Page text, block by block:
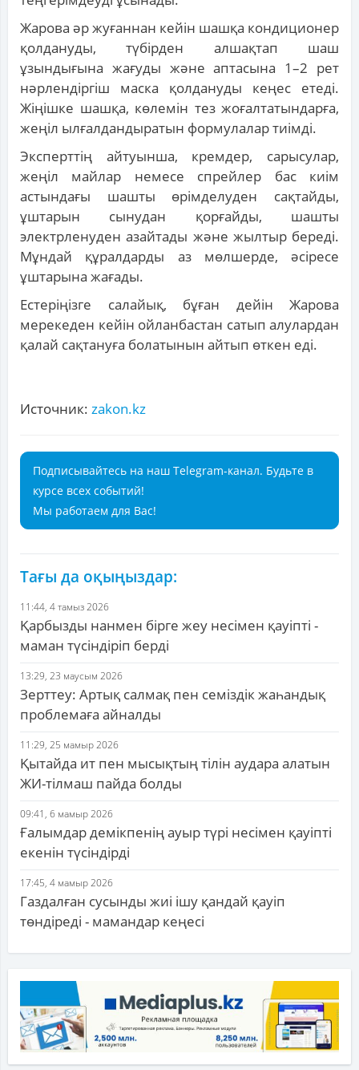
Жарова әр жуғаннан кейін шашқа кондиционер
қолдануды, түбірден алшақтап шаш
ұзындығына жағуды және аптасына 1–2 рет
нәрлендіргіш маска қолдануды кеңес етеді.
Жіңішке шашқа, көлемін тез жоғалтатындарға,
жеңіл ылғалдандыратын формулалар тиімді.
Эксперттің айтуынша, кремдер, сарысулар,
жеңіл майлар немесе спрейлер бас киім
астындағы шашты өрімделуден сақтайды,
ұштарын сынудан қорғайды, шашты
электрленуден азайтады және жылтыр береді.
Мұндай құралдарды аз мөлшерде, әсіресе
ұштарына жағады.
Естеріңізге салайық, бұған дейін Жарова
мерекеден кейін ойланбастан сатып алулардан
қалай сақтануға болатынын айтып өткен еді.
Источник: zakon.kz
Подписывайтесь на наш Telegram-канал. Будьте в
курсе всех событий!
Мы работаем для Вас!
Тағы да оқыңыздар:
11:44, 4 тамыз 2026
Қарбызды нанмен бірге жеу несімен қауіпті -
маман түсіндіріп берді
13:29, 23 маусым 2026
Зерттеу: Артық салмақ пен семіздік жаһандық
проблемаға айналды
11:29, 25 мамыр 2026
Қытайда ит пен мысықтың тілін аудара алатын
ЖИ-тілмаш пайда болды
09:41, 6 мамыр 2026
Ғалымдар демікпенің ауыр түрі несімен қауіпті
екенін түсіндірді
17:45, 4 мамыр 2026
Газдалған сусынды жиі ішу қандай қауіп
төндіреді - мамандар кеңесі